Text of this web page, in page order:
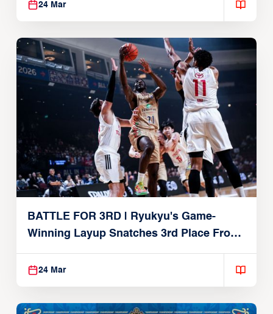
24 Mar
BATTLE FOR 3RD | Ryukyu's Game-
Winning Layup Snatches 3rd Place From
Alvark
24 Mar